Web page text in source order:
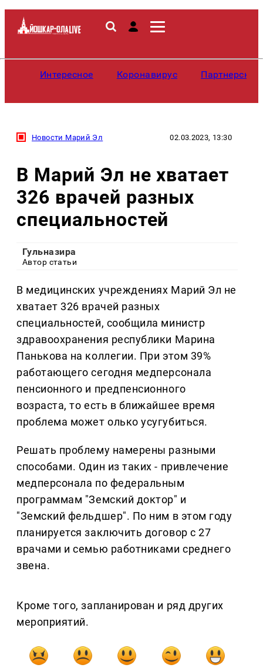
Интересное Коронавирус
Новости Марий Эл 02.03.2023, 13:30
В Марий Эл не хватает
326 врачей разных
специальностей
Гульназира
Автор статьи
В медицинских учреждениях Марий Эл не
хватает 326 врачей разных
специальностей, сообщила министр
здравоохранения республики Марина
Панькова на коллегии. При этом 39%
работающего сегодня медперсонала
пенсионного и предпенсионного
возраста, то есть в ближайшее время
проблема может олько усугубиться.
Решать проблему намерены разными
способами. Один из таких - привлечение
медперсонала по федеральным
программам "Земский доктор" и
"Земский фельдшер". По ним в этом году
планируется заключить договор с 27
врачами и семью работниками среднего
звена.
Кроме того, запланирован и ряд других
мероприятий.